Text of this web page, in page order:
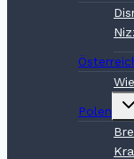
Polen